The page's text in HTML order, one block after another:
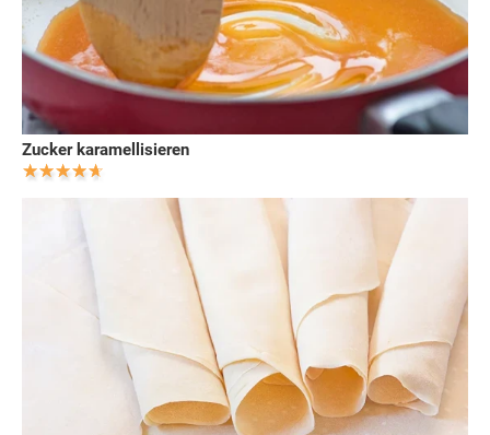
Zucker karamellisieren